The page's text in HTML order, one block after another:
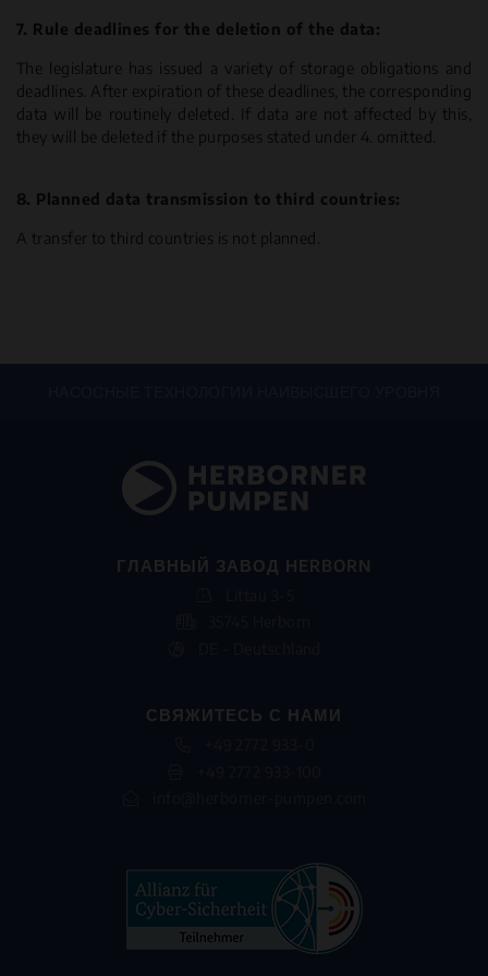
7. Rule deadlines for the deletion of the data:
The legislature has issued a variety of storage obligations and
deadlines. After expiration of these deadlines, the corresponding
data will be routinely deleted. If data are not affected by this,
they will be deleted if the purposes stated under 4. omitted.
8. Planned data transmission to third countries:
A transfer to third countries is not planned.
ГЛАВНЫЙ ЗАВОД HERBORN
СВЯЖИТЕСЬ С НАМИ